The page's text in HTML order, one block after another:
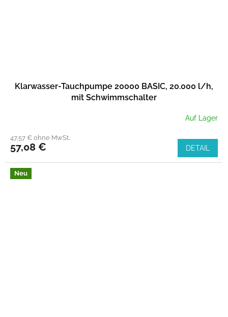
Klarwasser-Tauchpumpe 20000 BASIC, 20.000 l/h,
mit Schwimmschalter
Auf Lager
47,57 € ohne MwSt.
57,08 € DETAIL
Neu